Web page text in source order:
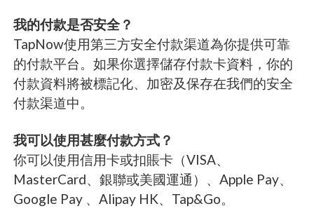
我的付款是否安全？
TapNow使用第三方安全付款渠道為你提供可靠
的付款平台。如果你選擇儲存付款卡資料，你的
付款資料將被標記化、加密及保存在我們的安全
付款渠道中。
我可以使用甚麼付款方式？
你可以使用信用卡或扣賬卡（VISA、
MasterCard、銀聯或美國運通）、Apple Pay、
Google Pay 、Alipay HK、Tap&Go。